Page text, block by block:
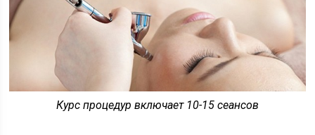
Курс процедур включает 10-15 сеансов